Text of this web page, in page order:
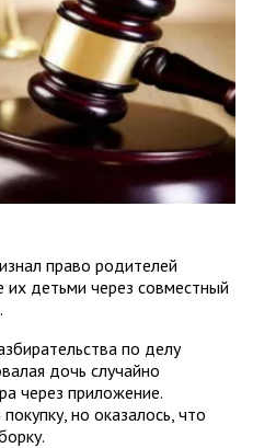
право родителей
их детьми через совместный
по делу
дочь случайно
через приложение.
но оказалось, что